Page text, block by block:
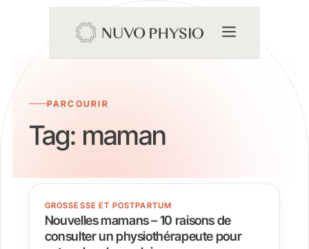
PARCOURIR
Tag: maman
GROSSESSE ET POSTPARTUM
Nouvelles mamans – 10 raisons de
consulter un physiothérapeute pour